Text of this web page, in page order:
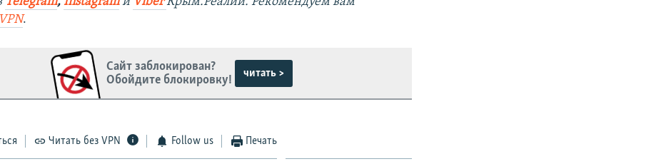
.
Сайт заблокирован?
Обойдите блокировку!
читать >
Читать без VPN Follow us Печать